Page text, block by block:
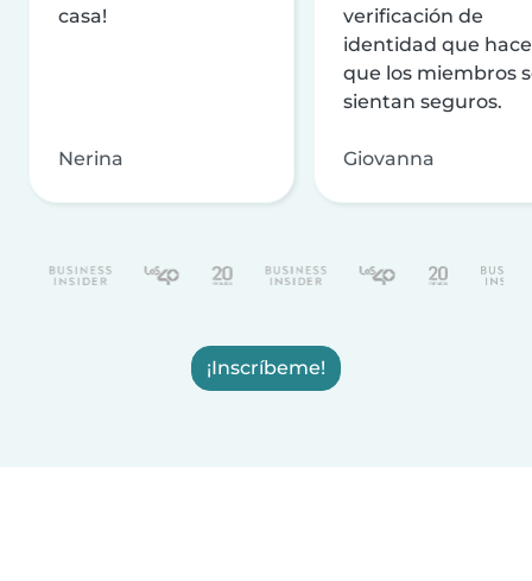
casa!
Nerina
verificación de
identidad que
que los miembros
sientan seguros.
Giovanna
¡Inscríbeme!